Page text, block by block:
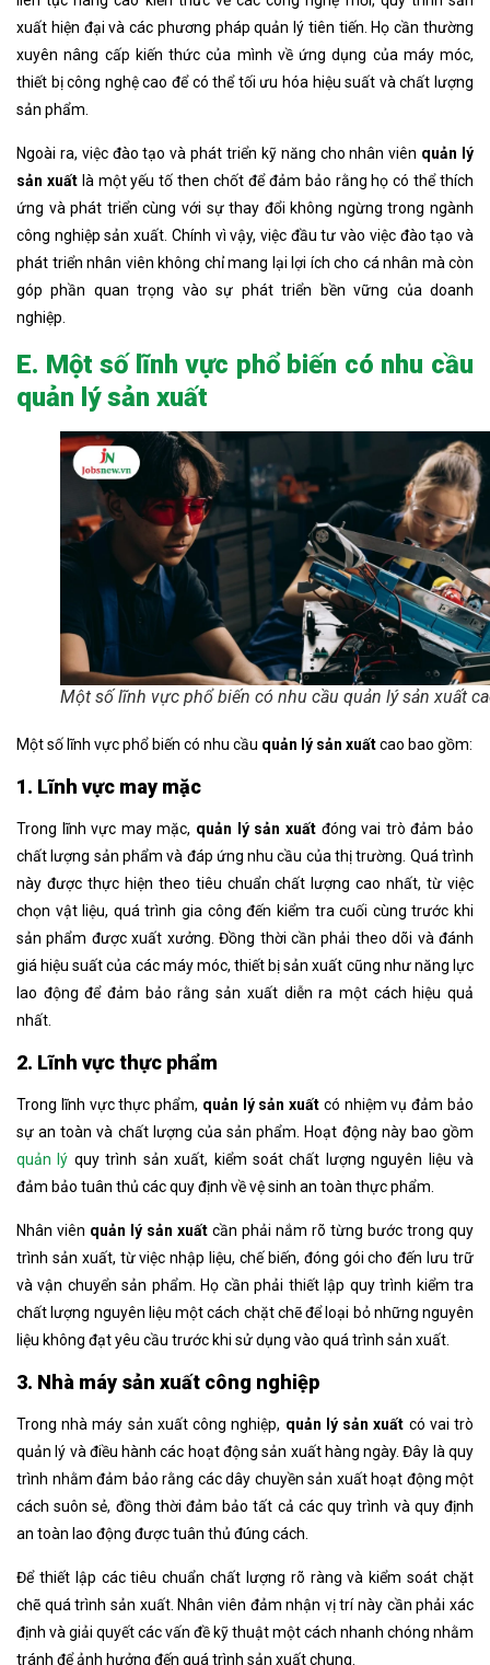
xuất hiện đại và các phương pháp quản lý tiên tiến. Họ cần thường
xuyên nâng cấp kiến thức của mình về ứng dụng của máy móc,
thiết bị công nghệ cao để có thể tối ưu hóa hiệu suất và chất lượng
sản phẩm.
Ngoài ra, việc đào tạo và phát triển kỹ năng cho nhân viên quản lý
sản xuấtlà một yếu tố then chốt để đảm bảo rằng họ có thể thích
ứng và phát triển cùng với sự thay đổi không ngừng trong ngành
công nghiệp sản xuất. Chính vì vậy, việc đầu tư vào việc đào tạo và
phát triển nhân viên không chỉ mang lại lợi ích cho cá nhân mà còn
góp phần quan trọng vào sự phát triển bền vững của doanh
nghiệp.
E. Một số lĩnh vực phổ biến có nhu cầu
quản lý sản xuất
Một số lĩnh vực phổ biến có nhu cầu quản lý sản xuất
Một số lĩnh vực phổ biến có nhu cầu quản lý sản xuấtcao bao gồm:
1. Lĩnh vực may mặc
Trong lĩnh vực may mặc, quản lý sản xuấtđóng vai trò đảm bảo
chất lượng sản phẩm và đáp ứng nhu cầu của thị trường. Quá trình
này được thực hiện theo tiêu chuẩn chất lượng cao nhất, từ việc
chọn vật liệu, quá trình gia công đến kiểm tra cuối cùng trước khi
sản phẩm được xuất xưởng. Đồng thời cần phải theo dõi và đánh
giá hiệu suất của các máy móc, thiết bị sản xuất cũng như năng lực
lao động để đảm bảo rằng sản xuất diễn ra một cách hiệu quả
nhất.
2. Lĩnh vực thực phẩm
Trong lĩnh vực thực phẩm, quản lý sản xuất có nhiệm vụ đảm bảo
sự an toàn và chất lượng của sản phẩm. Hoạt động này bao gồm
quản lý quy trình sản xuất, kiểm soát chất lượng nguyên liệu và
đảm bảo tuân thủ các quy định về vệ sinh an toàn thực phẩm.
Nhân viên quản lý sản xuất cần phải nắm rõ từng bước trong quy
trình sản xuất, từ việc nhập liệu, chế biến, đóng gói cho đến lưu trữ
và vận chuyển sản phẩm. Họ cần phải thiết lập quy trình kiểm tra
chất lượng nguyên liệu một cách chặt chẽ để loại bỏ những nguyên
liệu không đạt yêu cầu trước khi sử dụng vào quá trình sản xuất.
3. Nhà máy sản xuất công nghiệp
Trong nhà máy sản xuất công nghiệp, quản lý sản xuất có vai trò
quản lý và điều hành các hoạt động sản xuất hàng ngày. Đây là quy
trình nhằm đảm bảo rằng các dây chuyền sản xuất hoạt động một
cách suôn sẻ, đồng thời đảm bảo tất cả các quy trình và quy định
an toàn lao động được tuân thủ đúng cách.
Để thiết lập các tiêu chuẩn chất lượng rõ ràng và kiểm soát chặt
chẽ quá trình sản xuất. Nhân viên đảm nhận vị trí này cần phải xác
định và giải quyết các vấn đề kỹ thuật một cách nhanh chóng nhằm
tránh để ảnh hưởng đến quá trình sản xuất chung.